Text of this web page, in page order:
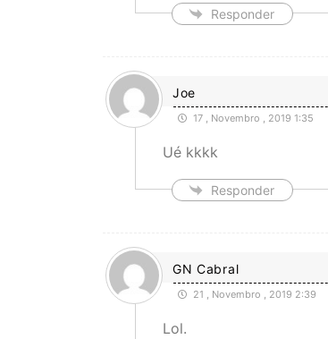
Responder
Joe
17 , Novembro , 2019 1:35
Ué kkkk
Responder
GN Cabral
21 , Novembro , 2019 2:39
Lol.